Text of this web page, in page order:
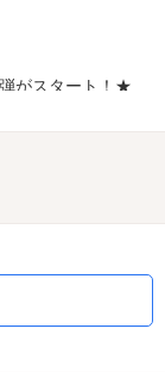
がスタート！★
』と